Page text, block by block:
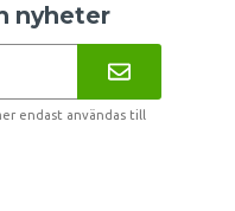
nyheter
endast användas till